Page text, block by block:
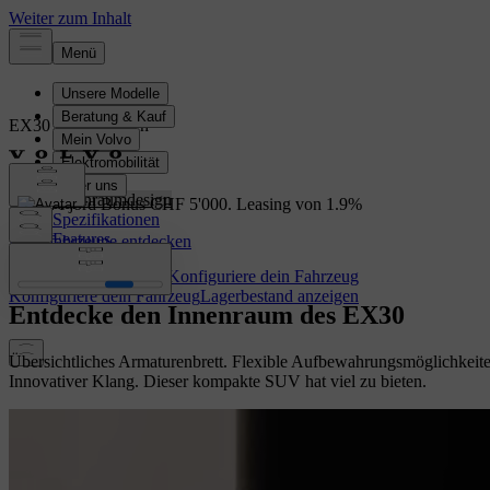
EX30 Vollelektrisch
Übersicht
Innenraumdesign
Spezifikationen
Features
Konfiguriere dein Fahrzeug
Konfiguriere dein FahrzeugLagerbestand anzeigen
EX30: Fjord Bonus CHF 5'000. Leasing von 1.9%
Lagerfahrzeuge entdecken
Entdecke den Innenraum des EX30
Übersichtliches Armaturenbrett. Flexible
Innovativer Klang. Dieser kompakte SUV hat viel zu bieten.